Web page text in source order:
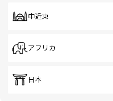
中近東
アフリカ
日本